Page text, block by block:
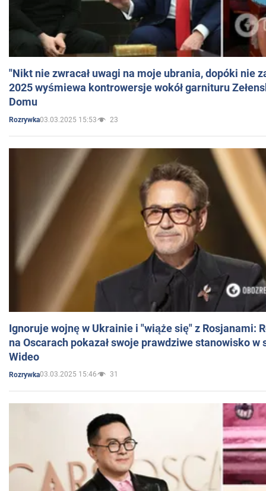
"Nikt nie zwracał uwagi na moje ubrania, dopóki nie
2025 wyśmiewa kontrowersje wokół garnituru
Domu
Rozrywka03.03.2025 15:53 23
Ignoruje wojnę w Ukrainie i "wiąże się" z Rosjanami:
na Oscarach pokazał swoje prawdziwe stanowisko w
Wideo
Rozrywka03.03.2025 15:46 31